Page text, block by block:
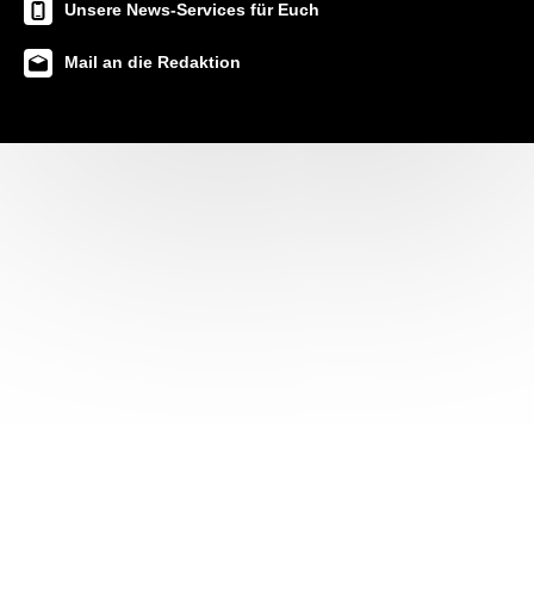
Unsere News-Services für Euch
Mail an die Redaktion